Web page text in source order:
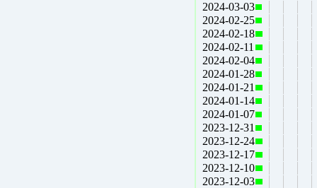
2024-03-03
2024-02-25
2024-02-18
2024-02-11
2024-02-04
2024-01-28
2024-01-21
2024-01-14
2024-01-07
2023-12-31
2023-12-24
2023-12-17
2023-12-10
2023-12-03